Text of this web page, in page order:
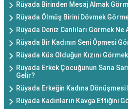
Rüyada Birinden Mesaj Almak
Rüyada Ölmüş Birini Dövmek
Rüyada Deniz Canlıları Görmek Ne
Rüyada Bir Kadının Seni Öpmesi
Rüyada Küs Olduğun Kızını
Rüyada Erkek Çocuğunun Sana
Gelir?
Rüyada Erkeğin Kadına
Rüyada Kadınların Kavga Ettiğini